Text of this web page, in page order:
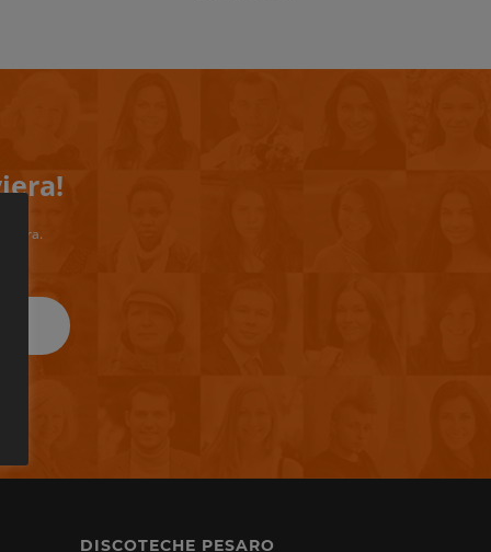
DISCOTECHE PESARO